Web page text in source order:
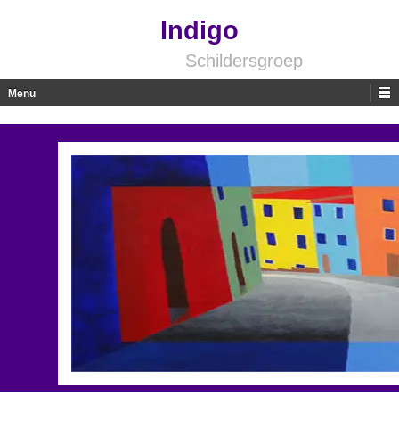
Indigo
Schildersgroep
Menu